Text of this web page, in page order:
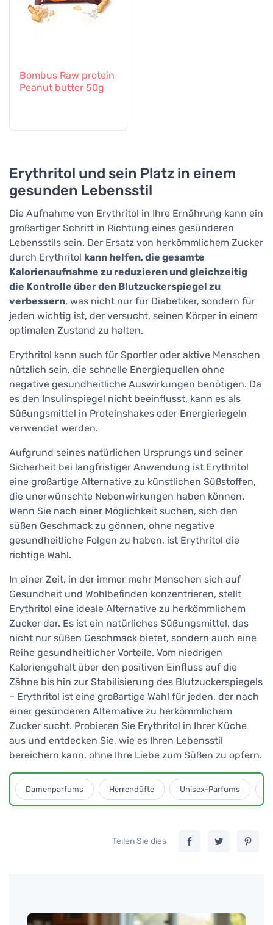
Bombus Raw protein
Peanut butter 50g
Erythritol und sein Platz in einem
gesunden Lebensstil
Die Aufnahme von Erythritol in Ihre Ernährung kann ein
großartiger Schritt in Richtung eines gesünderen
Lebensstils sein. Der Ersatz von herkömmlichem Zucker
durch Erythritol kann helfen, die gesamte
Kalorienaufnahme zu reduzieren und gleichzeitig
die Kontrolle über den Blutzuckerspiegel zu
verbessern, was nicht nur für Diabetiker, sondern für
jeden wichtig ist, der versucht, seinen Körper in einem
optimalen Zustand zu halten.
Erythritol kann auch für Sportler oder aktive Menschen
nützlich sein, die schnelle Energiequellen ohne
negative gesundheitliche Auswirkungen benötigen. Da
es den Insulinspiegel nicht beeinflusst, kann es als
Süßungsmittel in Proteinshakes oder Energieriegeln
verwendet werden.
Aufgrund seines natürlichen Ursprungs und seiner
Sicherheit bei langfristiger Anwendung ist Erythritol
eine großartige Alternative zu künstlichen Süßstoffen,
die unerwünschte Nebenwirkungen haben können.
Wenn Sie nach einer Möglichkeit suchen, sich den
süßen Geschmack zu gönnen, ohne negative
gesundheitliche Folgen zu haben, ist Erythritol die
richtige Wahl.
In einer Zeit, in der immer mehr Menschen sich auf
Gesundheit und Wohlbefinden konzentrieren, stellt
Erythritol eine ideale Alternative zu herkömmlichem
Zucker dar. Es ist ein natürliches Süßungsmittel, das
nicht nur süßen Geschmack bietet, sondern auch eine
Reihe gesundheitlicher Vorteile. Vom niedrigen
Kaloriengehalt über den positiven Einfluss auf die
Zähne bis hin zur Stabilisierung des Blutzuckerspiegels
– Erythritol ist eine großartige Wahl für jeden, der nach
einer gesünderen Alternative zu herkömmlichem
Zucker sucht. Probieren Sie Erythritol in Ihrer Küche
aus und entdecken Sie, wie es Ihren Lebensstil
bereichern kann, ohne Ihre Liebe zum Süßen zu opfern.
Damenparfums Herrendüfte Unisex-Parfums
Teilen Sie dies